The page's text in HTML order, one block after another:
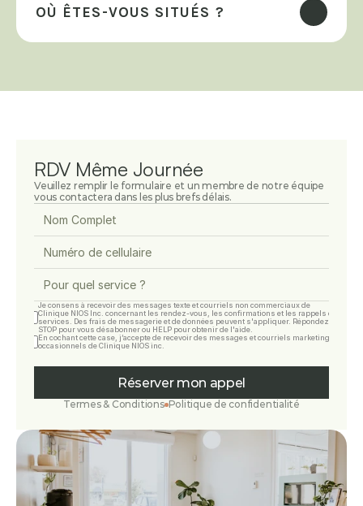
OÙ ÊTES-VOUS SITUÉS ?
RDV Même Journée
Veuillez remplir le formulaire et un membre de notre équipe
vous contactera dans les plus brefs délais.
Je consens à recevoir des messages texte et courriels non commerciaux de
Clinique NIOS Inc. concernant les rendez-vous, les confirmations et les rappels de
services. Des frais de messagerie et de données peuvent s'appliquer. Répondez
STOP pour vous désabonner ou HELP pour obtenir de l'aide.
En cochant cette case, j’accepte de recevoir des messages et courriels marketing
occasionnels de Clinique NIOS inc.
Réserver mon appel
Termes & Conditions Politique de confidentialité